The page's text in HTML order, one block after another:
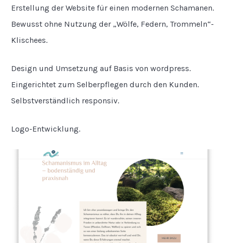
Erstellung der Website für einen modernen Schamanen.
Bewusst ohne Nutzung der „Wölfe, Federn, Trommeln“-
Klischees.
Design und Umsetzung auf Basis von wordpress.
Eingerichtet zum Selberpflegen durch den Kunden.
Selbstverständlich responsiv.
Logo-Entwicklung.